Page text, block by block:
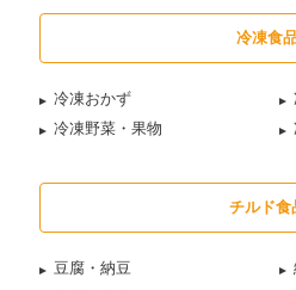
冷凍食
冷凍おかず
冷凍野菜・果物
チルド食
豆腐・納豆